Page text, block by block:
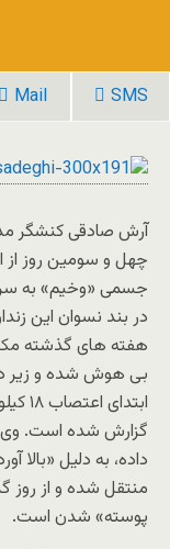
Mail SMS
آرش صادقی کنشگر
چهل و سومین روز
جسمی «وخیم» به سر
در بند نسوان این
هفته های گذشته
بی هوش شده و زیر
گزارش شده است. وی
داده، به دلیل «بالا
منتقل شده و از
پوسته» شدن است.